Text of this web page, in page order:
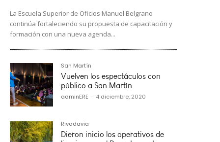
La Escuela Superior de Oficios Manuel Belgrano
continúa fortaleciendo su propuesta de capacitación y
formación con una nueva agenda...
San Martín
Vuelven los espectáculos con
público a San Martín
adminERE - 4 diciembre, 2020
Rivadavia
Dieron inicio los operativos de